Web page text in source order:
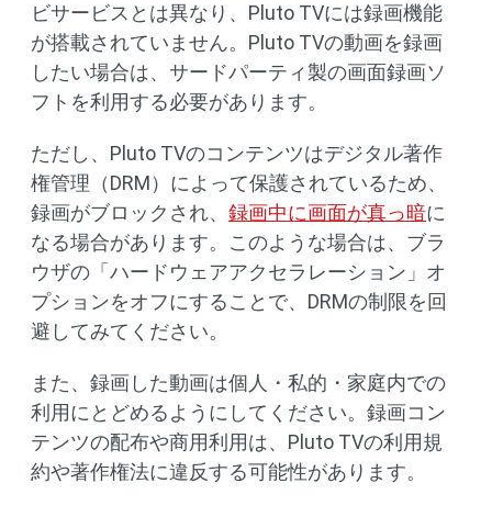
ビサービスとは異なり、Pluto TVには録画機能
が搭載されていません。Pluto TVの動画を録画
したい場合は、サードパーティ製の画面録画ソ
フトを利用する必要があります。
ただし、Pluto TVのコンテンツはデジタル著作
権管理（DRM）によって保護されているため、
録画がブロックされ、 録画中に画面が真っ暗に
なる場合があります。このような場合は、ブラ
ウザの「ハードウェアアクセラレーション」オ
プションをオフにすることで、DRMの制限を回
避してみてください。
また、録画した動画は個人・私的・家庭内での
利用にとどめるようにしてください。録画コン
テンツの配布や商用利用は、Pluto TVの利用規
約や著作権法に違反する可能性があります。